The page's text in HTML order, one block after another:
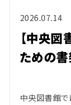
2026.07.14
【中央
ための
中央図書館で